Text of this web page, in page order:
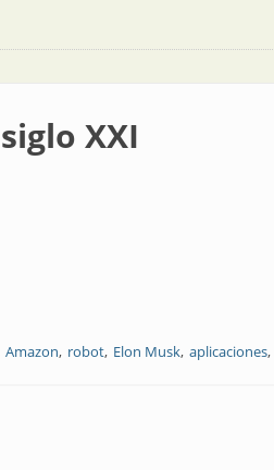
XXI
Amazon robot Elon Musk aplicaciones